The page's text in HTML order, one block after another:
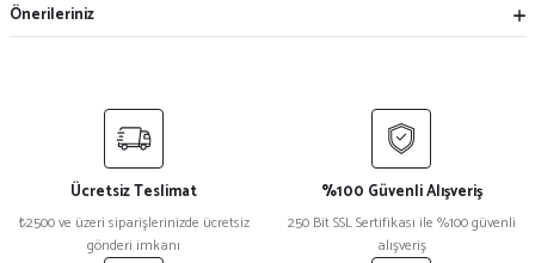
Önerileriniz
Ücretsiz Teslimat
₺2500 ve üzeri siparişlerinizde ücretsiz
gönderi imkanı
%100 Güvenli Alışveriş
250 Bit SSL Sertifikası ile %100 güvenli
alışveriş